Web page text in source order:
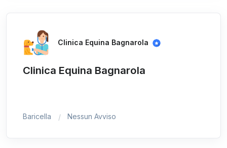
Clinica Equina Bagnarola
Clinica Equina Bagnarola
Baricella Nessun Avviso